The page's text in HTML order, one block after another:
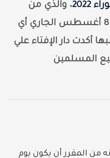
2022
، والذي من
المقرر أن يكون يوم الأثنين 8 أغسطس الجاري أي
أكدت دار الإفتاء علي
المسلمين
من المقرر أن يكون يوم